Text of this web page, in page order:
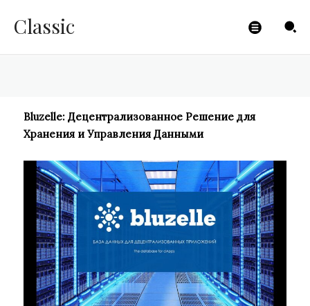
ClassicCLICKPAYMENTS
Bluzelle: Децентрализованное Решение для
Хранения и Управления Данными